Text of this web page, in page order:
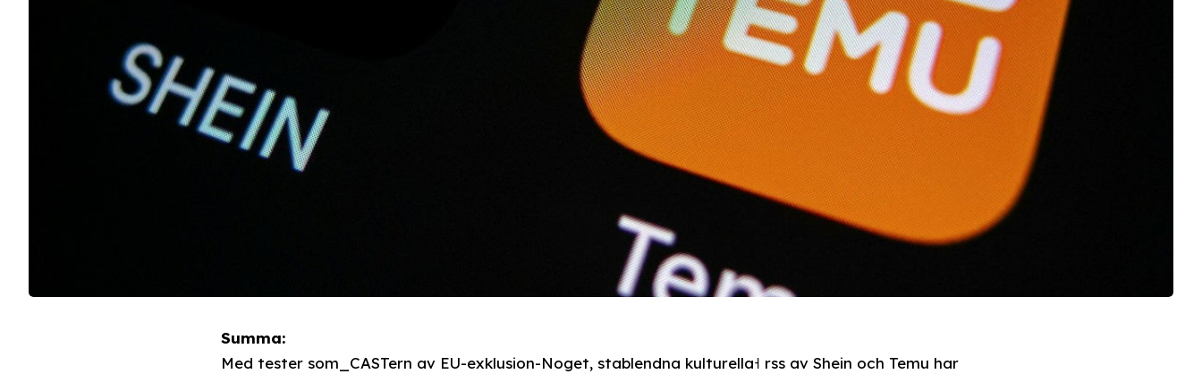
Summa:
Med tester som_CASTern av EU-exklusion-Noget, stablendna kulturella˧ rss av Shein och Temu har